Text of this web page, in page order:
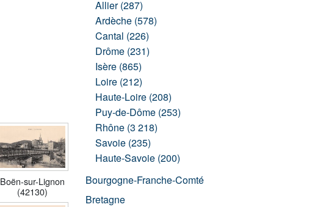
Boën-sur-Lignon
(42130)
Allier (287)
Ardèche (578)
Cantal (226)
Drôme (231)
Isère (865)
Loire (212)
Haute-Loire (208)
Puy-de-Dôme (253)
Rhône (3 218)
Savoie (235)
Haute-Savoie (200)
Bourgogne-Franche-Comté
Bretagne